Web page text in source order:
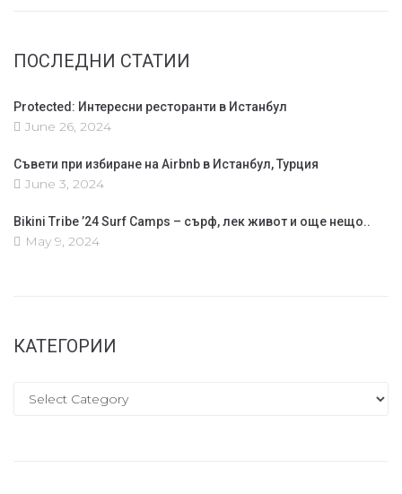
ПОСЛЕДНИ СТАТИИ
Protected: Интересни ресторанти в Истанбул
June 26, 2024
Съвети при избиране на Airbnb в Истанбул, Турция
June 3, 2024
Bikini Tribe ’24 Surf Camps – сърф, лек живот и още нещо..
May 9, 2024
КАТЕГОРИИ